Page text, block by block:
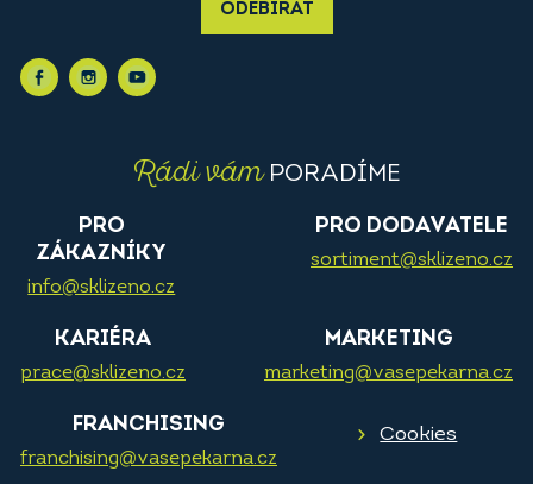
ODEBÍRAT
Rádi vámPORADÍME
PRO
ZÁKAZNÍKY
info@sklizeno.cz
PRO DODAVATELE
sortiment@sklizeno.cz
KARIÉRA
prace@sklizeno.cz
MARKETING
marketing@vasepekarna.cz
FRANCHISING
franchising@vasepekarna.cz
Cookies